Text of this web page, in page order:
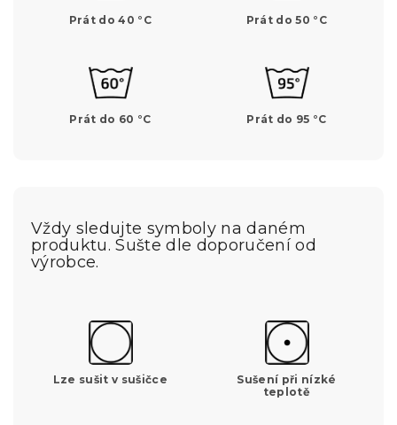
Prát do 40 °C Prát do 50 °C
Prát do 60 °C Prát do 95 °C
Vždy sledujte symboly na daném
produktu. Sušte dle doporučení od
výrobce.
Lze sušit v sušičce
Sušení při nízké
teplotě